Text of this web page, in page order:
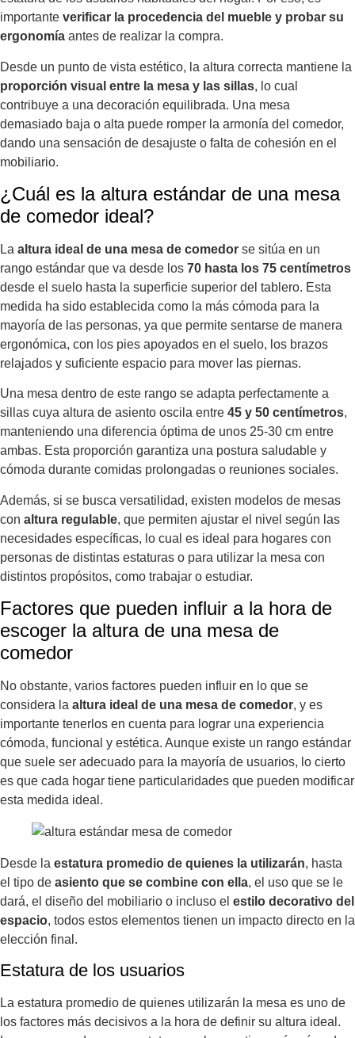
importante verificar la procedencia del mueble y probar su
ergonomía antes de realizar la compra.
Desde un punto de vista estético, la altura correcta mantiene la
proporción visual entre la mesa y las sillas, lo cual
contribuye a una decoración equilibrada. Una mesa
demasiado baja o alta puede romper la armonía del comedor,
dando una sensación de desajuste o falta de cohesión en el
mobiliario.
¿Cuál es la altura estándar de una mesa
de comedor ideal?
La altura ideal de una mesa de comedor se sitúa en un
rango estándar que va desde los 70 hasta los 75 centímetros
desde el suelo hasta la superficie superior del tablero. Esta
medida ha sido establecida como la más cómoda para la
mayoría de las personas, ya que permite sentarse de manera
ergonómica, con los pies apoyados en el suelo, los brazos
relajados y suficiente espacio para mover las piernas.
Una mesa dentro de este rango se adapta perfectamente a
sillas cuya altura de asiento oscila entre 45 y 50 centímetros,
manteniendo una diferencia óptima de unos 25-30 cm entre
ambas. Esta proporción garantiza una postura saludable y
cómoda durante comidas prolongadas o reuniones sociales.
Además, si se busca versatilidad, existen modelos de mesas
con altura regulable, que permiten ajustar el nivel según las
necesidades específicas, lo cual es ideal para hogares con
personas de distintas estaturas o para utilizar la mesa con
distintos propósitos, como trabajar o estudiar.
Factores que pueden influir a la hora de
escoger la altura de una mesa de
comedor
No obstante, varios factores pueden influir en lo que se
considera la altura ideal de una mesa de comedor, y es
importante tenerlos en cuenta para lograr una experiencia
cómoda, funcional y estética. Aunque existe un rango estándar
que suele ser adecuado para la mayoría de usuarios, lo cierto
es que cada hogar tiene particularidades que pueden modificar
esta medida ideal.
Desde la estatura promedio de quienes la utilizarán, hasta
el tipo de asiento que se combine con ella, el uso que se le
dará, el diseño del mobiliario o incluso el estilo decorativo del
espacio, todos estos elementos tienen un impacto directo en la
elección final.
Estatura de los usuarios
La estatura promedio de quienes utilizarán la mesa es uno de
los factores más decisivos a la hora de definir su altura ideal.